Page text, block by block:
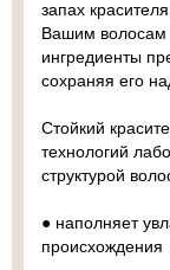
запах
Вашим волосам
ингредиенты
сохраняя его
Стойкий
технологий
структурой
● наполняет
происхождения